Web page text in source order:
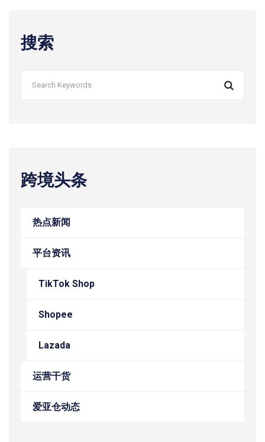
搜索
跨境头条
热点新闻
平台资讯
TikTok Shop
Shopee
Lazada
运营干货
爱亚仓动态